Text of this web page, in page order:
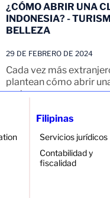
Filipinas
Servicios jurídicos
Contabilidad y
fiscalidad
¿CÓMO ABRIR UNA
INDONESIA? -
BELLEZA
29 DE FEBRERO DE 2024
Cada vez más
plantean cómo abrir
resto...
Seguir leyendo